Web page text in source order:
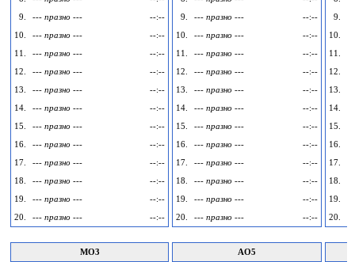
9.
--- празно ---
--:--
10.
--- празно ---
--:--
11.
--- празно ---
--:--
12.
--- празно ---
--:--
13.
--- празно ---
--:--
14.
--- празно ---
--:--
15.
--- празно ---
--:--
16.
--- празно ---
--:--
17.
--- празно ---
--:--
18.
--- празно ---
--:--
19.
--- празно ---
--:--
20.
--- празно --- --:--
9.
--- празно ---
--:--
10.
--- празно ---
--:--
11.
--- празно ---
--:--
12.
--- празно ---
--:--
13.
--- празно ---
--:--
14.
--- празно ---
--:--
15.
--- празно ---
--:--
16.
--- празно ---
--:--
17.
--- празно ---
--:--
18.
--- празно ---
--:--
19.
--- празно ---
--:--
20.
--- празно --- --:--
9.
10.
11.
12.
13.
14.
15.
16.
17.
18.
19.
20.
MO3
AO5